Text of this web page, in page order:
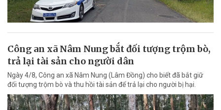
Công an xã Nâm Nung bắt đối tượng trộm bò,
trả lại tài sản cho người dân
Ngày 4/8, Công an xã Nâm Nung (Lâm Đồng) cho biết đã bắt giữ
đối tượng trộm bò và thu hồi tài sản để trả lại cho người bị hại.